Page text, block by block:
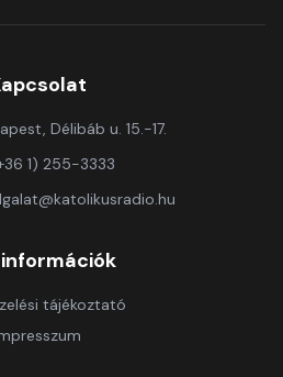
Délibáb u. 15.-17.
1) 255-3333
tájékoztató